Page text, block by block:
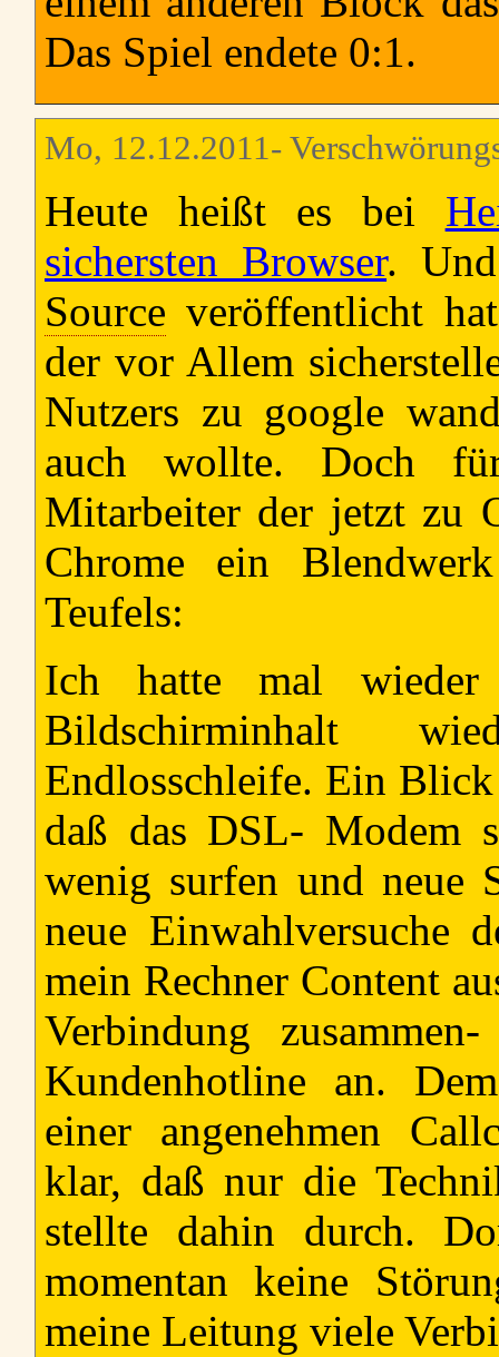
Das Spiel endete 0:1.
Mo, 12.12.2011-
Heute heißt es bei
sichersten Browser.
Source veröffentlicht
der vor Allem
Nutzers zu google
auch wollte. Doch
Mitarbeiter der jetzt zu
Chrome ein
Teufels:
Ich hatte mal
Bildschirminhalt
Endlosschleife. Ein
daß das DSL- Modem
wenig surfen und neue
neue Einwahlversuche
mein Rechner Content
Verbindung
Kundenhotline an.
einer angenehmen
klar, daß nur die
stellte dahin durch.
momentan keine
meine Leitung viele